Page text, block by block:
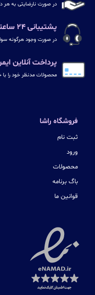
در صورت نارضایتی به هر
پشتیبانی ۲۴ ساعته
در صورت وجود هرگونه
پرداخت آنلاین
محصولات مدنظر خود را با
فروشگاه راشا
ثبت نام
ورود
محصولات
باگ برنامه
قوانین ما